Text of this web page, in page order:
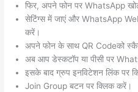
फिर, अपने फोन पर WhatsApp
सेटिंग्स में जाएं और WhatsApp
करें।
अपने फोन के साथ QR Codeको
अब आप डेस्कटॉप या पीसी पर
इसके बाद ग्रुप इनविटेशन लिंक पर
Join Group बटन पर क्लिक करें।